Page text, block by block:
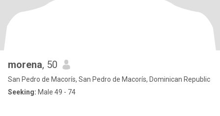
morena, 50
San Pedro de Macorís, San Pedro de Macorís, Dominican Republic
Seeking: Male 49 - 74